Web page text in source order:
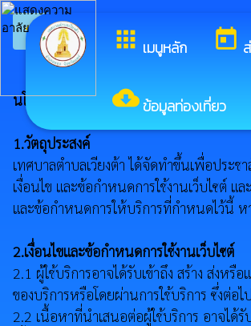
apps เมนูหลัก today
cloud_downloadข้อมูลท่องเที่ยว
arrow_back_ios กลับเมนูหลัก
นโยบายเว็บไซต์ Website Policy
1.วัตถุประสงค์
เทศบาลตำบลเวียงต้า ได้จัดทำขึ้นเพื่อประช
เงื่อนไข และข้อกำหนดการใช้งานเว็บไซต์ แ
และข้อกำหนดการให้บริการที่กำหนดไว้นี้ ห
2.เงื่อนไขและข้อกำหนดการใช้งานเว็บไซต์
2.1 ผู้ใช้บริการอาจได้รับเข้าถึง สร้าง ส่ง
ของบริการหรือโดยผ่านการใช้บริการ ซึ่งต่อ
2.2 เนื้อหาที่นำเสนอต่อผู้ใช้บริการ อาจได้